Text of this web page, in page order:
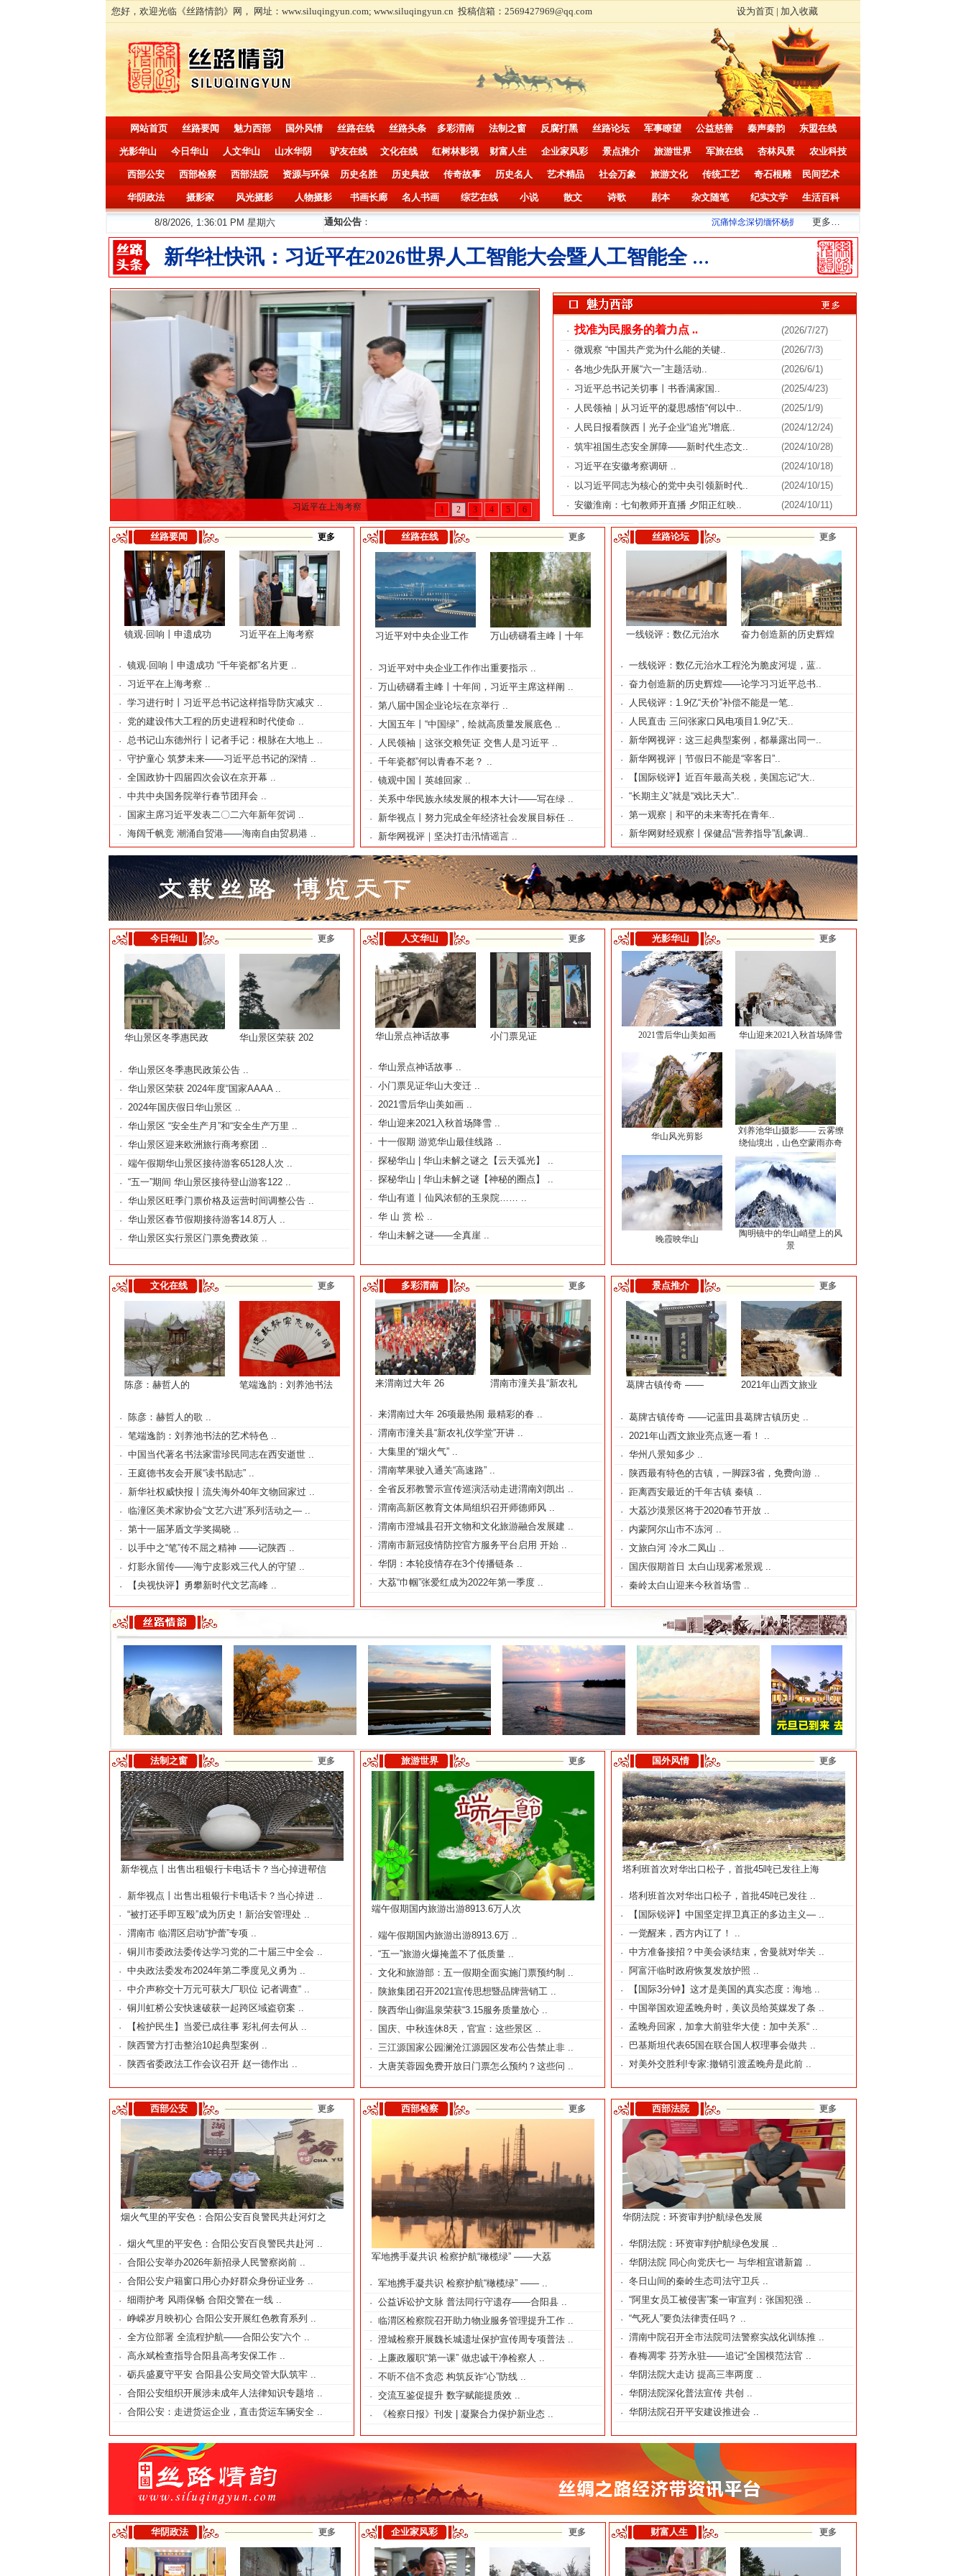
您好，欢迎光临《丝路情韵》网， 网址：www.siluqingyun.com; www.siluqingyun.cn 投稿信箱：2569427969@qq.com 设为首页 | 加入收藏
网站首页 丝路要闻 魅力西部 国外风情 丝路在线 丝路头条 多彩渭南 法制之窗 反腐打黑 丝路论坛 军事瞭望 公益慈善 秦声秦韵 东盟在线
光影华山 今日华山 人文华山 山水华阴 驴友在线 文化在线 红树林影视 财富人生 企业家风彩 景点推介 旅游世界 军旅在线 杏林风景 农业科技
西部公安 西部检察 西部法院 资源与环保 历史名胜 历史典故 传奇故事 历史名人 艺术精品 社会万象 旅游文化 传统工艺 奇石根雕 民间艺术
华阴政法 摄影家 风光摄影 人物摄影 书画长廊 名人书画 综艺在线 小说 散文 诗歌 剧本 杂文随笔 纪实文学 生活百科
8/8/2026, 1:36:03 PM 星期六 通知公告 ： 沉痛悼念深切缅怀杨振宁先生！.. 更多…
新华社快讯：习近平在2026世界人工智能大会暨人工智能全 …
习近平在上海考察 1 2 3 4 5 6
· 找准为民服务的着力点 ..
(2026/7/27)
· 微观察 “中国共产党为什么能的关键..
(2026/7/3)
· 各地少先队开展“六一”主题活动..
(2026/6/1)
· 习近平总书记关切事丨书香满家国..
(2025/4/23)
·
人民领袖｜从习近平的凝思感悟“何以中..
(2025/1/9)
·
人民日报看陕西丨光子企业“追光”增底..
(2024/12/24)
· 筑牢祖国生态安全屏障——新时代生态文..
(2024/10/28)
· 习近平在安徽考察调研 ..
(2024/10/18)
·
以习近平同志为核心的党中央引领新时代..
(2024/10/15)
· 安徽淮南：七旬教师开直播 夕阳正红映.. (2024/10/11)
丝路要闻 更多
镜观·回响丨申遗成功 习近平在上海考察
· 镜观·回响丨申遗成功 “千年瓷都”名片更 ..
·
习近平在上海考察 ..
· 学习进行时丨习近平总书记这样指导防灾减灾 ..
·
党的建设伟大工程的历史进程和时代使命 ..
· 总书记山东德州行丨记者手记：根脉在大地上 ..
· 守护童心 筑梦未来——习近平总书记的深情 ..
· 全国政协十四届四次会议在京开幕 ..
· 中共中央国务院举行春节团拜会 ..
·
国家主席习近平发表二〇二六年新年贺词 ..
· 海阔千帆竞 潮涌自贸港——海南自由贸易港 ..
丝路在线 更多
习近平对中央企业工作 万山磅礴看主峰丨十年
· 习近平对中央企业工作作出重要指示 ..
· 万山磅礴看主峰丨十年间，习近平主席这样阐 ..
· 第八届中国企业论坛在京举行 ..
·
大国五年丨“中国绿”，绘就高质量发展底色 ..
·
人民领袖｜这张交粮凭证 交售人是习近平 ..
· 千年瓷都”何以青春不老？ ..
· 镜观中国丨英雄回家 ..
·
关系中华民族永续发展的根本大计——写在绿 ..
·
新华视点丨努力完成全年经济社会发展目标任 ..
·
新华网视评｜坚决打击汛情谣言 ..
丝路论坛 更多
一线锐评：数亿元治水 奋力创造新的历史辉煌
· 一线锐评：数亿元治水工程沦为脆皮河堤，蓝..
· 奋力创造新的历史辉煌——论学习习近平总书..
·
人民锐评：1.9亿“天价”补偿不能是一笔..
·
人民直击 三问张家口风电项目1.9亿“天..
·
新华网视评：这三起典型案例，都暴露出同一..
·
新华网视评｜节假日不能是“宰客日”..
·
【国际锐评】近百年最高关税，美国忘记“大..
· “长期主义”就是“戏比天大”..
· 第一观察｜和平的未来寄托在青年..
·
新华网财经观察丨保健品“营养指导”乱象调..
今日华山 更多
华山景区冬季惠民政 华山景区荣获 202
· 华山景区冬季惠民政策公告 ..
· 华山景区荣获 2024年度“国家AAAA ..
· 2024年国庆假日​华山景区 ..
· 华山景区 “安全生产月”和“安全生产万里 ..
· 华山景区迎来欧洲旅行商考察团 ..
· 端午假期华山景区接待游客65128人次 ..
· “五一”期间 华山景区接待登山游客122 ..
· 华山景区旺季门票价格及运营时间调整公告 ..
· 华山景区春节假期接待游客14.8万人 ..
· 华山景区实行景区门票免费政策 ..
人文华山 更多
华山景点神话故事 小门票见证
· 华山景点神话故事 ..
· 小门票见证华山大变迁 ..
· 2021雪后华山美如画 ..
· 华山迎来2021入秋首场降雪 ..
· 十一假期 游览华山最佳线路 ..
· 探秘华山 | 华山未解之谜之【云天弧光】 ..
· 探秘华山 | 华山未解之谜【神秘的圈点】 ..
· 华山有道丨仙风浓郁的玉泉院…… ..
· 华 山 赏 松 ..
· 华山未解之谜——全真崖 ..
光影华山 更多
2021雪后华山美如画 华山迎来2021入秋首场降雪
华山风光剪影
刘养池华山摄影——​ 云雾缭
绕仙境出，山色空蒙雨亦奇
晚霞映华山
陶明镜中​的​华山​峭壁上的风
景
文化在线 更多
陈彦：赫哲人的 笔端逸韵：刘养池书法
·
陈彦：赫哲人的歌 ..
· 笔端逸韵：刘养池书法的艺术特色 ..
· 中国当代著名书法家雷珍民同志在西安逝世 ..
·
王庭德书友会开展“读书励志” ..
·
新华社权威快报丨流失海外40年文物回家过 ..
· 临潼区美术家协会“文艺六进”系列活动之— ..
· 第十一届茅盾文学奖揭晓 ..
·
以手中之“笔”传不屈之精神 ——记陕西 ..
· 灯影永留传——海宁皮影戏三代人的守望 ..
·
【央视快评】勇攀新时代文艺高峰 ..
多彩渭南 更多
来渭南过大年 26 渭南市潼关县“新农礼
· 来渭南过大年 26项最热闹 最精彩的春 ..
· 渭南市潼关县“新农礼仪学堂”开讲 ..
·
大集里的“烟火气” ..
· 渭南苹果驶入通关“高速路” ..
· 全省反邪教警示宣传巡演活动走进渭南刘凯出 ..
· 渭南高新区教育文体局组织召开师德师风 ..
· 渭南市澄城县召开文物和文化旅游融合发展建 ..
· 渭南市新冠疫情防控官方服务平台启用 开始 ..
· 华阴：本轮疫情存在3个传播链条 ..
·
大荔“巾帼”张爱红成为2022年第一季度 ..
景点推介 更多
葛牌古镇传奇 —— 2021年山西文旅业
· 葛牌古镇传奇 ——记蓝田县葛牌古镇历史 ..
· 2021年山西文旅业亮点逐一看！ ..
· 华州八景知多少 ..
·
陕西最有特色的古镇，一脚踩3省，免费向游 ..
·
距离西安最近的千年古镇 秦镇 ..
·
大荔沙漠景区将于2020春节开放 ..
·
内蒙阿尔山市不冻河 ..
· 文旅白河 冷水二凤山 ..
·
国庆假期首日 太白山现雾凇景观 ..
· 秦岭太白山迎来今秋首场雪 ..
法制之窗 更多
新华视点丨出售出租银行卡电话卡？当心掉进帮信
·
新华视点丨出售出租银行卡电话卡？当心掉进 ..
· “被打还手即互殴”成为历史！新治安管理处 ..
· 渭南市 临渭区启动“护蕾”专项 ..
· 铜川市委政法委传达学习党的二十届三中全会 ..
· 中央政法委发布2024年第二季度见义勇为 ..
· 中介声称交十万元可获大厂职位 记者调查“ ..
· 铜川虹桥公安快速破获一起跨区域盗窃案 ..
·
【检护民生】当爱已成往事 彩礼何去何从 ..
·
陕西警方打击整治10起典型案例 ..
·
陕西省委政法工作会议召开 赵一德作出 ..
旅游世界 更多
端午假期国内旅游出游8913.6万人次
· 端午假期国内旅游出游8913.6万 ..
· “五一”旅游火爆掩盖不了低质量 ..
· 文化和旅游部：五一假期全面实施门票预约制 ..
·
陕旅集团召开2021宣传思想暨品牌营销工 ..
·
陕西华山御温泉荣获“3.15服务质量放心 ..
·
国庆、中秋连休8天，官宣：这些景区 ..
· 三江源国家公园澜沧江源园区发布公告禁止非 ..
·
大唐芙蓉园免费开放日门票怎么预约？这些问 ..
国外风情 更多
塔利班首次对华出口松子，首批45吨已发往上海
· 塔利班首次对华出口松子，首批45吨已发往 ..
·
【国际锐评】中国坚定捍卫真正的多边主义— ..
· 一觉醒来，西方内讧了！ ..
· 中方准备接招？中美会谈结束，舍曼就对华关 ..
·
阿富汗临时政府恢复发放护照 ..
·
【国际3分钟】这才是美国的真实态度：海地 ..
· 中国举国欢迎孟晚舟时，美议员给英媒发了条 ..
·
孟晚舟回家，加拿大前驻华大使：加中关系“ ..
·
巴基斯坦代表65国在联合国人权理事会做共 ..
· 对美外交胜利!专家:撤销引渡孟晚舟是此前 ..
西部公安 更多
烟火气里的平安色：合阳公安百良警民共赴河灯之
· 烟火气里的平安色：合阳公安百良警民共赴河 ..
· 合阳公安举办2026年新招录人民警察岗前 ..
· 合阳公安户籍窗口用心办好群众身份证业务 ..
· 细雨护考 风雨保畅 合阳交警在一线 ..
· 峥嵘岁月映初心 合阳公安开展红色教育系列 ..
· 全方位部署 全流程护航——合阳公安“六个 ..
· 高永斌检查指导合阳县高考安保工作 ..
· 砺兵盛夏守平安 合阳县公安局交管大队筑牢 ..
· 合阳公安组织开展涉未成年人法律知识专题培 ..
· 合阳公安：走进货运企业，直击货运车辆安全 ..
西部检察 更多
军地携手凝共识 检察护航“橄榄绿” ——大荔
· 军地携手凝共识 检察护航“橄榄绿” —— ..
· 公益诉讼护文脉 普法同行守遗存——合阳县 ..
· 临渭区检察院召开助力物业服务管理提升工作 ..
· 澄城检察开展魏长城遗址保护宣传周专项普法 ..
· 上廉政履职“第一课” 做忠诚干净检察人 ..
· 不听不信不贪恋 构筑反诈“心”防线 ..
· 交流互鉴促提升 数字赋能提质效 ..
·
《检察日报》刊发 | 凝聚合力保护新业态 ..
西部法院 更多
华阴法院：环资审判护航绿色发展
· 华阴法院：环资审判护航绿色发展 ..
· 华阴法院 同心向党庆七一 与华相宜谱新篇 ..
· 冬日山间的秦岭生态司法守卫兵 ..
· “阿里女员工被侵害”案一审宣判：张国犯强 ..
· “气死人”要负法律责任吗？ ..
· 渭南中院召开全市法院司法警察实战化训练推 ..
· 春梅凋零 芬芳永驻——追记“全国模范法官 ..
· 华阴法院大走访 提高三率两度 ..
· 华阴法院​深化普法宣传 共创 ..
· 华阴法院召开平安建设推进会 ..
华阴政法 更多 企业家风彩 更多 财富人生 更多